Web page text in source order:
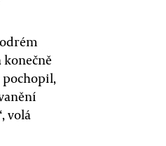
konečně
pochopil,
volá